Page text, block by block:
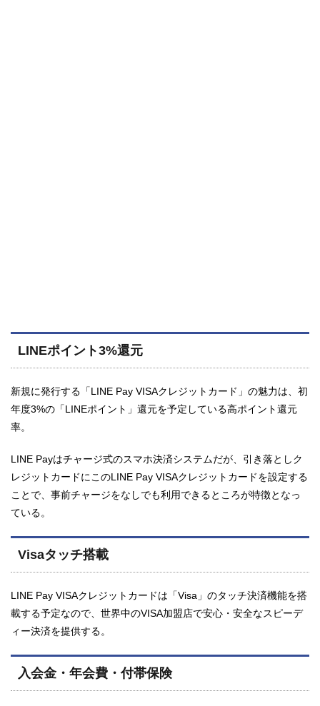
LINEポイント3%還元
新規に発行する「LINE Pay VISAクレジットカード」の魅力は、初
年度3%の「LINEポイント」還元を予定している高ポイント還元
率。
LINE Payはチャージ式のスマホ決済システムだが、引き落としク
レジットカードにこのLINE Pay VISAクレジットカードを設定する
ことで、事前チャージをなしでも利用できるところが特徴となっ
ている。
Visaタッチ搭載
LINE Pay VISAクレジットカードは「Visa」のタッチ決済機能を搭
載する予定なので、世界中のVISA加盟店で安心・安全なスピーデ
ィー決済を提供する。
入会金・年会費・付帯保険